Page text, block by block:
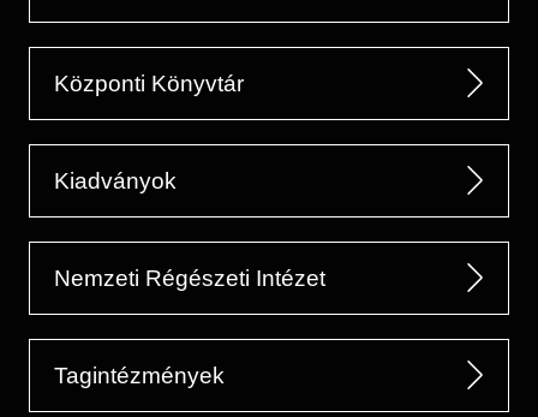
Központi Könyvtár
Kiadványok
Nemzeti Régészeti Intézet
Tagintézmények